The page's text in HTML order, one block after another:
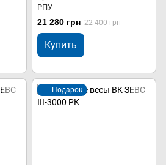
РПУ
21 280 грн 22 400 грн
Купить
Подарок